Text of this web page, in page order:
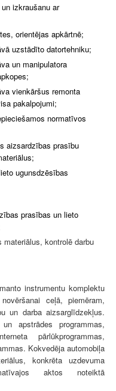
izkraušanu ar
orientējas apkārtnē;
uzstādīto datortehniku;
un manipulatora
vienkāršus remonta
pakalpojumi;
normatīvos
aizsardzības prasību
ugunsdzēsības
prasības un lieto
kontrolē darbu
instrumentu komplektu
ceļā, piemēram,
un darba aizsarglīdzekļus.
apstrādes programmas,
pārlūkprogrammas,
Kokvedēja automobiļa
konkrēta uzdevuma
aktos noteiktā